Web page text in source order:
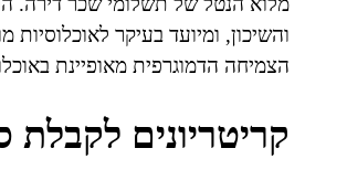
והשיכון, ומיועד בעיקר
הצמיחה הדמוגרפית מאופיינת
קריטריונים לקבלת